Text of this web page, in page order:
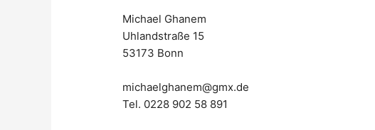
Michael Ghanem
Uhlandstraße 15
53173 Bonn
michaelghanem@gmx.de
Tel. 0228 902 58 891